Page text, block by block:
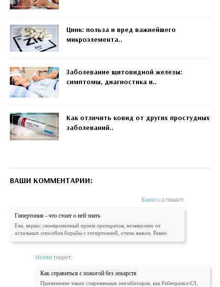
Цинк: польза и вред важнейшего
микроэлемента..
Заболевание щитовидной железы:
симптомы, диагностика и..
Как отличить ковид от других простудных
заболеваний..
ВАШИ КОММЕНТАРИИ:
Ванесса пишет:
Гипертония - что стоит о ней знать
Ева, верно: своевременный прием препаратов, независимо от
остальных способов борьбы с гипертонией, очень важен. Равно
Нелли пишет:
Как справиться с изжогой без лекарств
Применение таких современных ингибиторов, как Рабепразол-СЗ,